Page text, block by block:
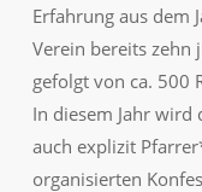
Erfahrung aus dem
Verein bereits zehn
gefolgt von ca. 500
In diesem Jahr wird
auch explizit
organisierten